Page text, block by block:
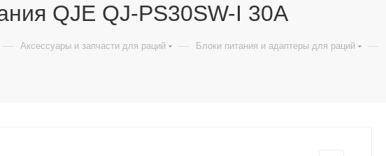
QJE QJ-PS30SW-I 30А
— Аксессуары и запчасти для раций — Блоки питания и адаптеры для раций —